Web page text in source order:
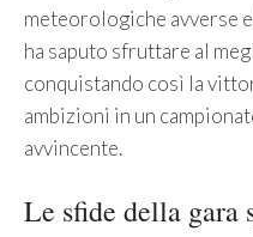
meteorologiche avverse
ha saputo sfruttare al
conquistando così la
ambizioni in un
avvincente.
Le sfide della gara